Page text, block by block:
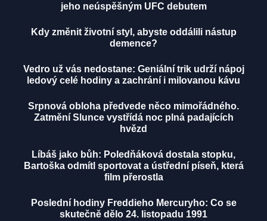
jeho neúspěšným UFC debutem
Kdy změnit životní styl, abyste oddálili nástup
demence?
Vedro už vás nedostane: Geniální trik udrží nápoj
ledový celé hodiny a zachrání i milovanou kávu
Srpnová obloha předvede něco mimořádného.
Zatmění Slunce vystřídá noc plná padajících
hvězd
Líbáš jako bůh: Poledňáková dostala stopku,
Bartoška odmítl sportovat a ústřední píseň, která
film přerostla
Poslední hodiny Freddieho Mercuryho: Co se
skutečně dělo 24. listopadu 1991